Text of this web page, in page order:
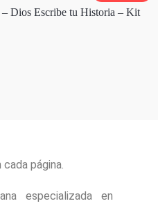
– Dios Escribe tu Historia – Kit
página.
especializada en